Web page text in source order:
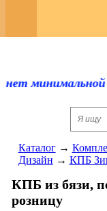
Оплата и
Отзывы
Прайс-лист
минимальной
Каталог→
Дизайн → КПБ
КПБ из бязи,
розницу